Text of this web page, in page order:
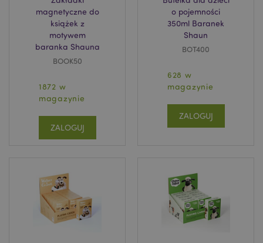
magnetyczne do
książek z
motywem
baranka Shauna
BOOK50
1872 w
magazynie
ZALOGUJ
o pojemności
350ml Baranek
Shaun
BOT400
628 w
magazynie
ZALOGUJ
recently_viewed_product
Adobe Inc.
www.puckator.pl